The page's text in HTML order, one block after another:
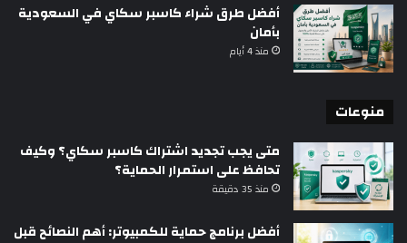
أفضل طرق شراء كاسبر سكاي في السعودية
بأمان
منذ 4 أيام
منوعات
متى يجب تجديد اشتراك كاسبر سكاي؟ وكيف
تحافظ على استمرار الحماية؟
منذ 35 دقيقة
أفضل برنامج حماية للكمبيوتر: أهم النصائح قبل